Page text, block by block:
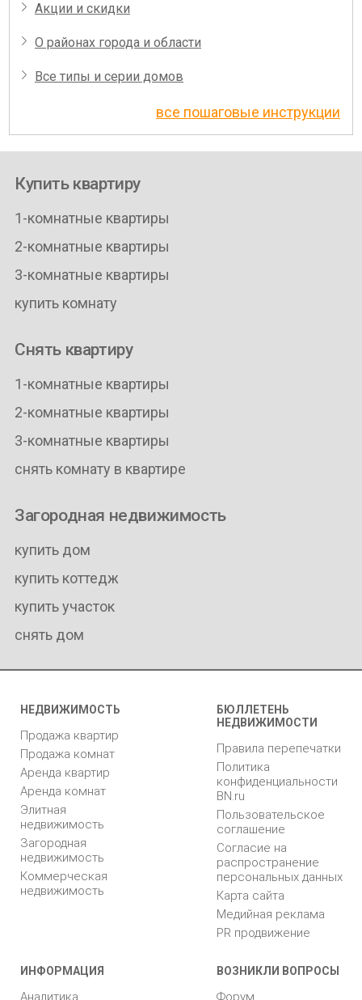
Акции и скидки
О районах города и области
Все типы и серии домов
все пошаговые инструкции
Купить квартиру
1-комнатные квартиры
2-комнатные квартиры
3-комнатные квартиры
купить комнату
Снять квартиру
1-комнатные квартиры
2-комнатные квартиры
3-комнатные квартиры
снять комнату в квартире
Загородная недвижимость
купить дом
купить коттедж
купить участок
снять дом
НЕДВИЖИМОСТЬ
Продажа квартир
Продажа комнат
Аренда квартир
Аренда комнат
Элитная
недвижимость
Загородная
недвижимость
Коммерческая
недвижимость
БЮЛЛЕТЕНЬ
НЕДВИЖИМОСТИ
Правила перепечатки
Политика
конфиденциальности
BN.ru
Пользовательское
соглашение
Согласие на
распространение
персональных данных
Карта сайта
Медийная реклама
PR продвижение
ИНФОРМАЦИЯ
Аналитика
ВОЗНИКЛИ ВОПРОСЫ
Форум